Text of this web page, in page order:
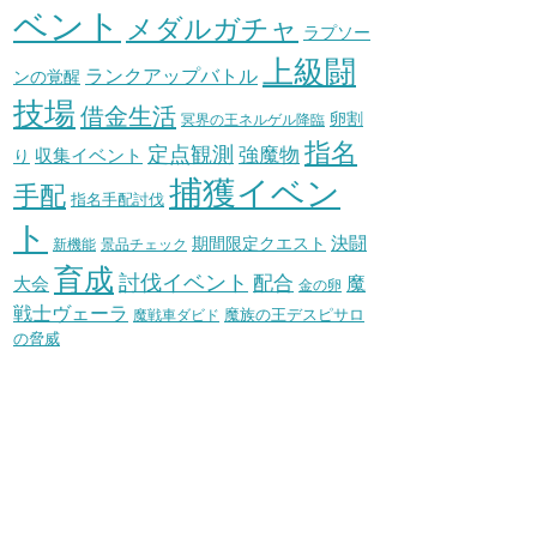
ベント メダルガチャ ラプソー
ンの覚醒 ランクアップバトル 上級闘
技場 借金生活 冥界の王ネルゲル降臨 卵割
り 収集イベント 定点観測 強魔物 指名
手配 指名手配討伐 捕獲イベン
ト
新機能 景品チェック 期間限定クエスト 決闘
大会 育成 討伐イベント 配合 金の卵 魔
戦士ヴェーラ 魔戦車ダビド 魔族の王デスピサロ
の脅威